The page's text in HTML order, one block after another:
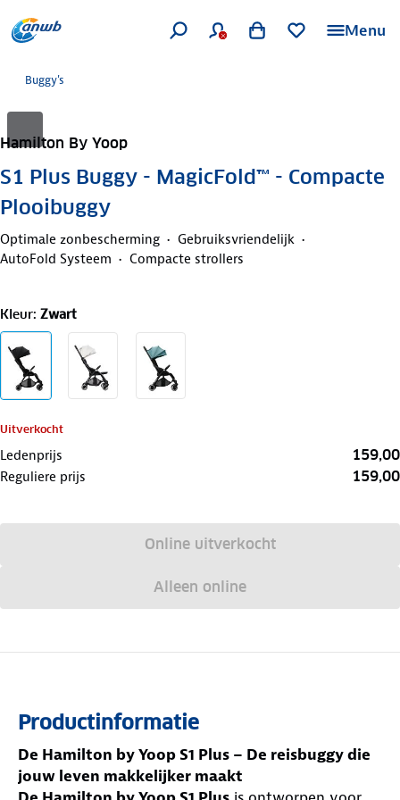
Menu
Buggy's
Hamilton By Yoop
S1 Plus Buggy - MagicFold™ - Compacte
Plooibuggy
Optimale zonbescherming
Gebruiksvriendelijk
AutoFold Systeem
Compacte strollers
Kleur: Zwart
Uitverkocht
Ledenprijs 159,00
Reguliere prijs 159,00
Online uitverkocht
Alleen online
Productinformatie
De Hamilton by Yoop S1 Plus – De reisbuggy die
jouw leven makkelijker maakt